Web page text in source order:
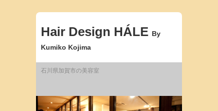
Hair Design HÁLE By
Kumiko Kojima
石川県加賀市の美容室